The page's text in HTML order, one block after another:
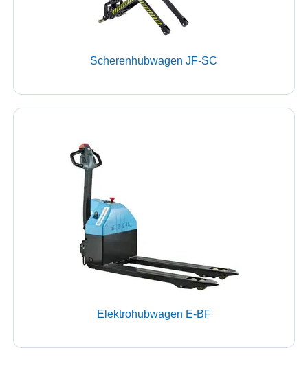
Scherenhubwagen JF-SC
Elektrohubwagen E-BF